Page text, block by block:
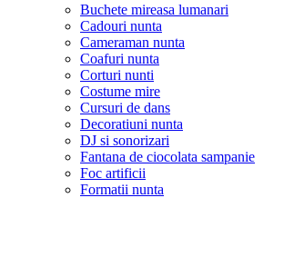
Buchete mireasa lumanari
Cadouri nunta
Cameraman nunta
Coafuri nunta
Corturi nunti
Costume mire
Cursuri de dans
Decoratiuni nunta
DJ si sonorizari
Fantana de ciocolata sampanie
Foc artificii
Formatii nunta